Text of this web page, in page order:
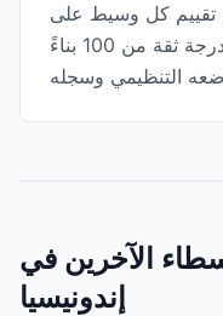
تقييم كل وسيط على
مقياس من 1 إلى 5 نجوم ويُمنح درجة ثقة من 100 بناءً
الآخرين في
إندونيسيا